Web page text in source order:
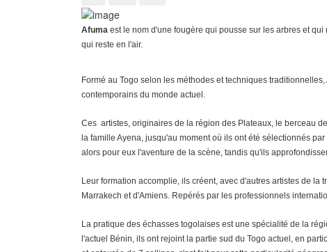
Afuma est le nom d'une fougère qui pousse sur les arbres et
qui reste en l'air.
Formé au Togo selon les méthodes et techniques
contemporains du monde actuel.
Ces artistes, originaires de la région des Plateaux, le berceau
la famille Ayena, jusqu'au moment où ils ont été sélectionnés
alors pour eux l'aventure de la scène, tandis qu'ils
Leur formation accomplie, ils créent, avec d'autres artistes de
Marrakech et d'Amiens. Repérés par les professionnels
La pratique des échasses togolaises est une spécialité de la
l'actuel Bénin, ils ont rejoint la partie sud du Togo actuel, en